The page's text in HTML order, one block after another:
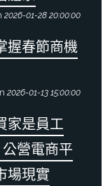
2026-01-28 20:00:00
握春節商機
2026-01-13 15:00:00
家是員工
營電商平
場現實